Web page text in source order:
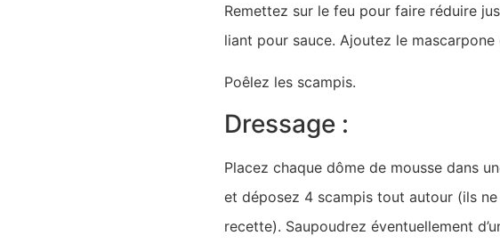
Remettez sur le feu pour faire réduire
liant pour sauce. Ajoutez le mascarpone
Poêlez les scampis.
Dressage :
Placez chaque dôme de mousse dans
et déposez 4 scampis tout autour (ils
recette). Saupoudrez éventuellement